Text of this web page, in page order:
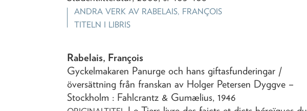
ANDRA VERK AV RABELAIS, FRANÇOIS
TITELN I LIBRIS
Rabelais, François
Gyckelmakaren Panurge och hans giftasfunderingar /
översättning från franskan av Holger Petersen Dyggve –
Stockholm : Fahlcrantz & Gumælius,1946